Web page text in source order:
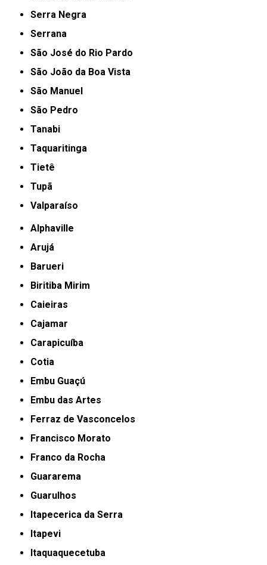
Serra Negra
Serrana
São José do Rio Pardo
São João da Boa Vista
São Manuel
São Pedro
Tanabi
Taquaritinga
Tietê
Tupã
Valparaíso
Alphaville
Arujá
Barueri
Biritiba Mirim
Caieiras
Cajamar
Carapicuíba
Cotia
Embu Guaçú
Embu das Artes
Ferraz de Vasconcelos
Francisco Morato
Franco da Rocha
Guararema
Guarulhos
Itapecerica da Serra
Itapevi
Itaquaquecetuba